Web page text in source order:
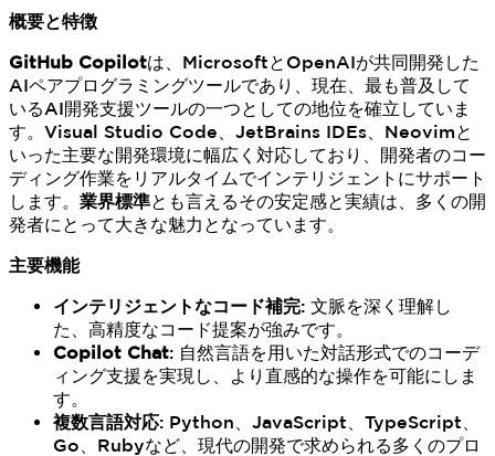
概要と特徴
GitHub Copilotは、MicrosoftとOpenAIが共同開発した
AIペアプログラミングツールであり、現在、最も普及して
いるAI開発支援ツールの一つとしての地位を確立していま
す。Visual Studio Code、JetBrains IDEs、Neovimと
いった主要な開発環境に幅広く対応しており、開発者のコー
ディング作業をリアルタイムでインテリジェントにサポート
します。 業界標準とも言えるその安定感と実績は、多くの開
発者にとって大きな魅力となっています。
主要機能
インテリジェントなコード補完: 文脈を深く理解し
た、高精度なコード提案が強みです。
Copilot Chat: 自然言語を用いた対話形式でのコーデ
ィング支援を実現し、より直感的な操作を可能にしま
す。
複数言語対応: Python、JavaScript、TypeScript、
Go、Rubyなど、現代の開発で求められる多くのプロ